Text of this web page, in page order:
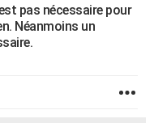
pas nécessaire pour
Néanmoins un